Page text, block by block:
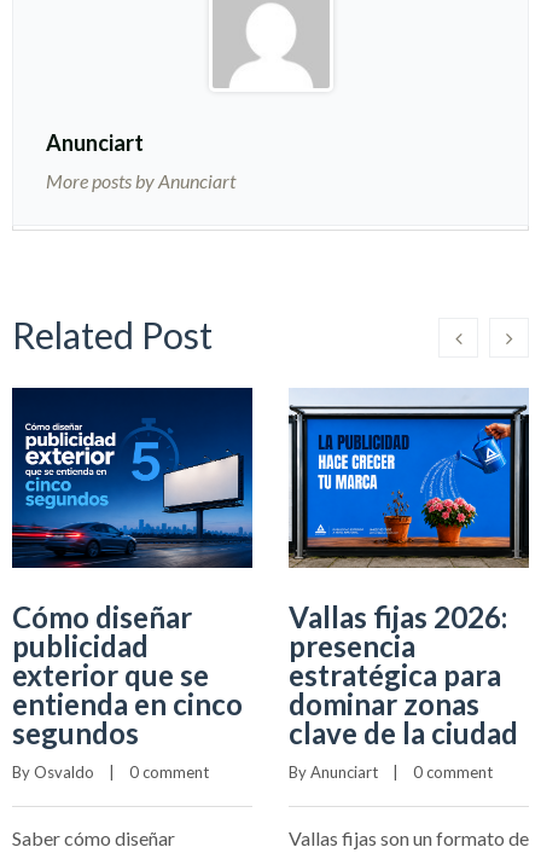
Anunciart
More posts by Anunciart
Related Post
Cómo diseñar
publicidad
exterior que se
entienda en cinco
segundos
By Osvaldo 0 comment
Saber cómo diseñar
Vallas fijas 2026:
presencia
estratégica para
dominar zonas
clave de la ciudad
By Anunciart 0 comment
Vallas fijas son un formato de